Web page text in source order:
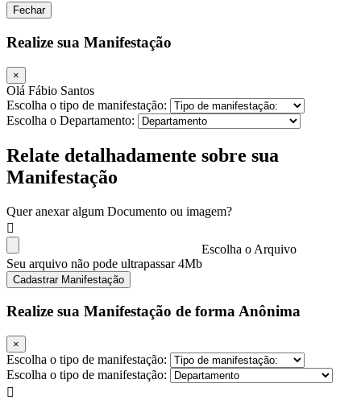
Fechar
Realize sua Manifestação
×
Olá Fábio Santos
Escolha o tipo de manifestação:
Escolha o Departamento:
Relate detalhadamente sobre sua
Manifestação
Quer anexar algum Documento ou imagem?
Escolha o Arquivo
Seu arquivo não pode ultrapassar 4Mb
Cadastrar Manifestação
Realize sua Manifestação de forma Anônima
×
Escolha o tipo de manifestação:
Escolha o tipo de manifestação: